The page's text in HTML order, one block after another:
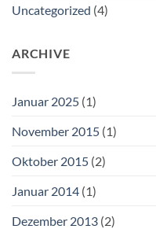
Uncategorized (4)
ARCHIVE
Januar 2025 (1)
November 2015 (1)
Oktober 2015 (2)
Januar 2014 (1)
Dezember 2013 (2)